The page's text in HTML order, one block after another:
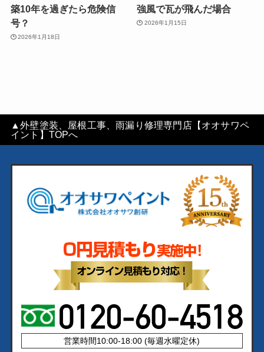
築10年を過ぎたら危険信
号？
2026年1月18日
強風で瓦が飛んだ場合
2026年1月15日
▲外壁塗装、屋根工事、雨漏り修理専門店【オオサワペ
イント】TOPへ
営業時間10:00-18:00 (毎週水曜定休)